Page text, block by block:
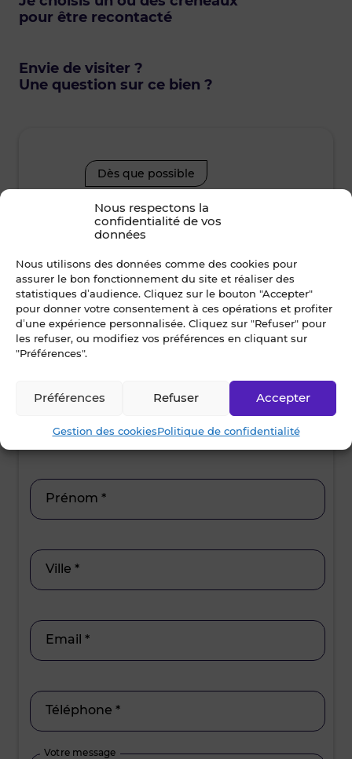
Nous respectons la
confidentialité de vos
données
Nous utilisons des données comme des cookies pour
assurer le bon fonctionnement du site et réaliser des
statistiques d’audience. Cliquez sur le bouton "Accepter"
pour donner votre consentement à ces opérations et profiter
d’une expérience personnalisée. Cliquez sur "Refuser" pour
les refuser, ou modifiez vos préférences en cliquant sur
"Préférences".
Accepter
Refuser
Préférences
Gestion des cookiesPolitique de confidentialité
pour être recontacté
Envie de visiter ?
Une question sur ce bien ?
Dès que possible
mardi • 11 août 2026
Je suis disponible toute la journée
08h30 - 10h30 10h30 - 12h00
12h00 - 14h00 14h00 - 15h30
Je suis
08h30 -
12h00 -
Nom *
Prénom *
Ville *
Email *
Téléphone *
Votre message